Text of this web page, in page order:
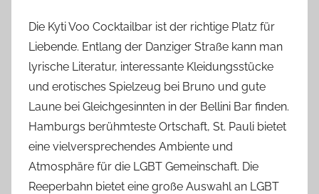
Die Kyti Voo Cocktailbar ist der richtige Platz für
Liebende. Entlang der Danziger Straße kann man
lyrische Literatur, interessante Kleidungsstücke
und erotisches Spielzeug bei Bruno und gute
Laune bei Gleichgesinnten in der Bellini Bar finden.
Hamburgs berühmteste Ortschaft, St. Pauli bietet
eine vielversprechendes Ambiente und
Atmosphäre für die LGBT Gemeinschaft. Die
Reeperbahn bietet eine große Auswahl an LGBT